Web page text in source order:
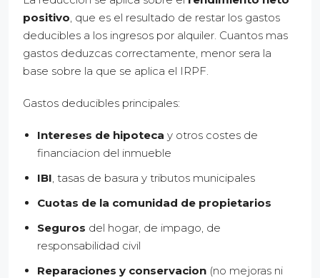
positivo , que es el resultado de restar los gastos
deducibles a los ingresos por alquiler. Cuantos mas
gastos deduzcas correctamente, menor sera la
base sobre la que se aplica el IRPF.
Gastos deducibles principales:
Intereses de hipoteca y otros costes de
financiacion del inmueble
IBI , tasas de basura y tributos municipales
Cuotas de la comunidad de propietarios
Seguros del hogar, de impago, de
responsabilidad civil
Reparaciones y conservacion (no mejoras ni